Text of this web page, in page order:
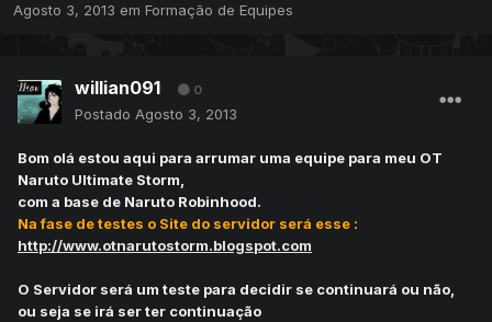
Agosto 3, 2013 em Formação de Equipes
willian091 0
Postado Agosto 3, 2013
Bom olá estou aqui para arrumar uma equipe para meu OT
Naruto Ultimate Storm,
com a base de Naruto Robinhood.
Na fase de testes o Site do servidor será esse :
http://www.otnarutostorm.blogspot.com
O Servidor será um teste para decidir se continuará ou não,
ou seja se irá ser ter continuação